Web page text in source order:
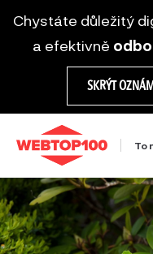
Chystáte důležitý
a efektivně
SKRÝT
To